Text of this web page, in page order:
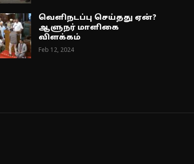
வெளிநடப்பு செய்தது ஏன்?
ஆளுநர் மாளிகை
விளக்கம்
Feb 12, 2024